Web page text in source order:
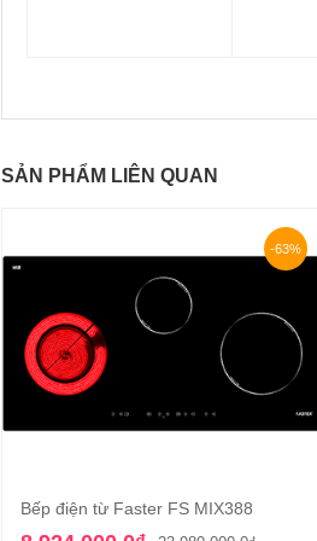
SẢN PHẨM LIÊN QUAN
-63%
Thêm vào giỏ hàng
Bếp điện từ Faster FS MIX388